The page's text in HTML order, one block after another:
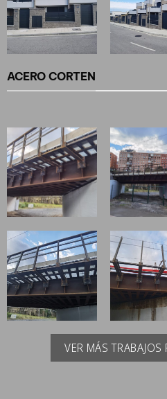
ACERO CORTEN
VER MÁS